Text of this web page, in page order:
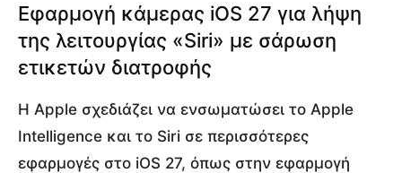
Εφαρμογή κάμερας iOS 27 για λήψη
της λειτουργίας «Siri» με σάρωση
ετικετών διατροφής
Η Apple σχεδιάζει να ενσωματώσει το Apple
Intelligence και το Siri σε περισσότερες
εφαρμογές στο iOS 27, όπως στην εφαρμογή